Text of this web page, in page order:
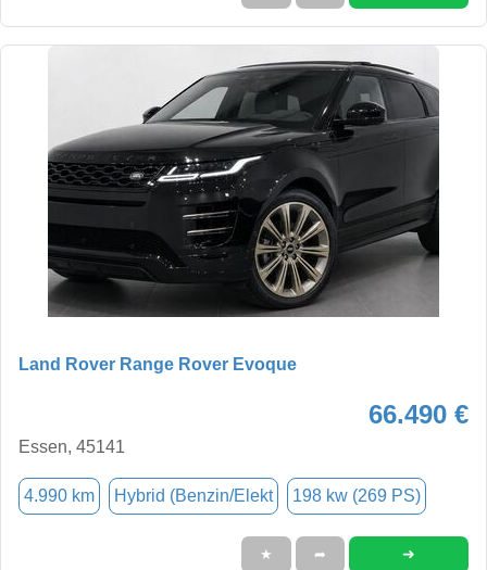
Land Rover Range Rover Evoque
66.490 €
Essen, 45141
4.990 km Hybrid (Benzin/Elekt 198 kw (269 PS)
★ ➦ ➜